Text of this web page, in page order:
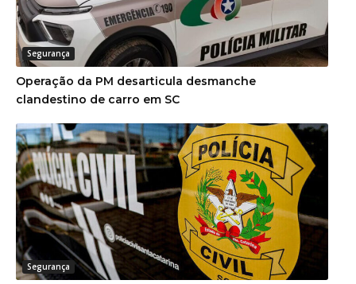
Segurança
Operação da PM desarticula desmanche
clandestino de carro em SC
Segurança